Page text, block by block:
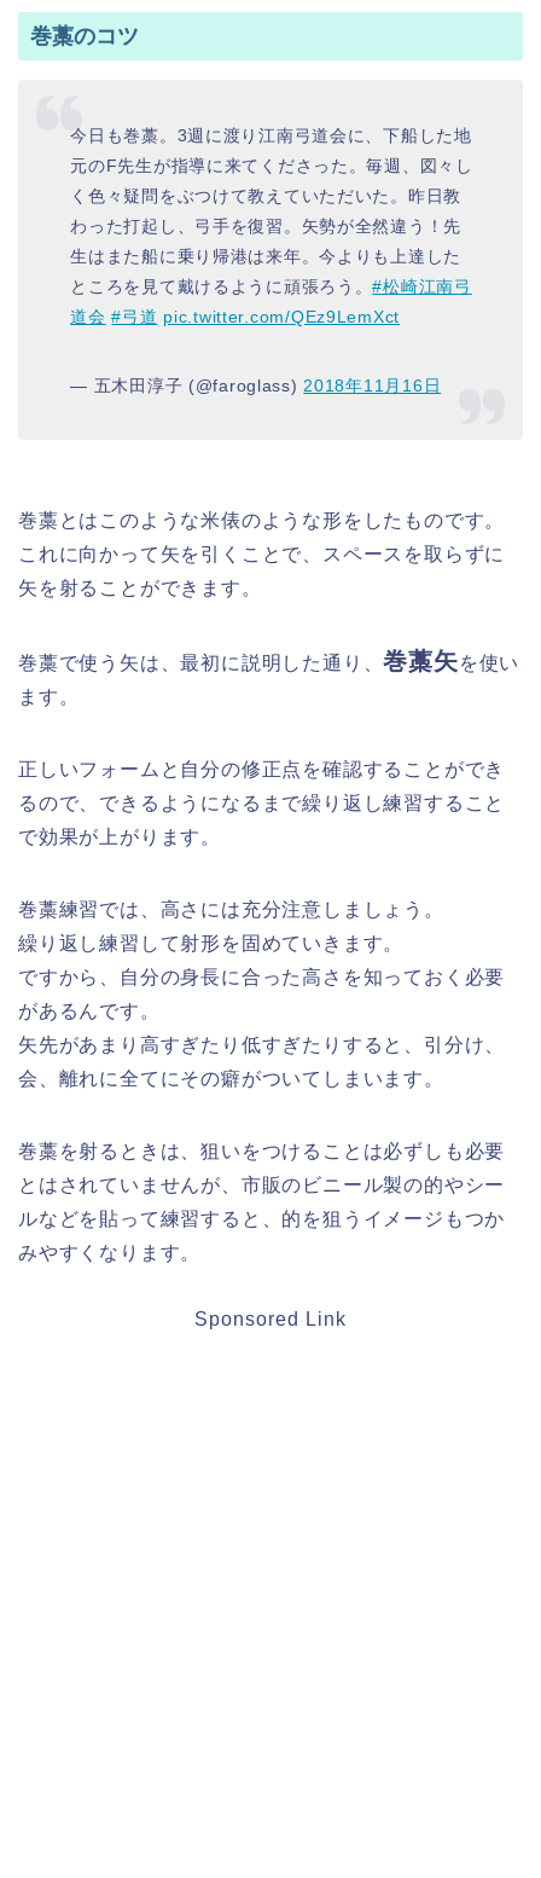
巻藁のコツ
今日も巻藁。3週に渡り江南弓道会に、下船した地
元のF先生が指導に来てくださった。毎週、図々し
く色々疑問をぶつけて教えていただいた。昨日教
わった打起し、弓手を復習。矢勢が全然違う！先
生はまた船に乗り帰港は来年。今よりも上達した
ところを見て戴けるように頑張ろう。#松崎江南弓
道会 #弓道 pic.twitter.com/QEz9LemXct
— 五木田淳子 (@faroglass)2018年11月16日
巻藁とはこのような米俵のような形をしたものです。
これに向かって矢を引くことで、スペースを取らずに
矢を射ることができます。
巻藁で使う矢は、最初に説明した通り、巻藁矢を使い
ます。
正しいフォームと自分の修正点を確認することができ
るので、できるようになるまで繰り返し練習すること
で効果が上がります。
巻藁練習では、高さには充分注意しましょう。
繰り返し練習して射形を固めていきます。
ですから、自分の身長に合った高さを知っておく必要
があるんです。
矢先があまり高すぎたり低すぎたりすると、引分け、
会、離れに全てにその癖がついてしまいます。
巻藁を射るときは、狙いをつけることは必ずしも必要
とはされていませんが、市販のビニール製の的やシー
ルなどを貼って練習すると、的を狙うイメージもつか
みやすくなります。
Sponsored Link